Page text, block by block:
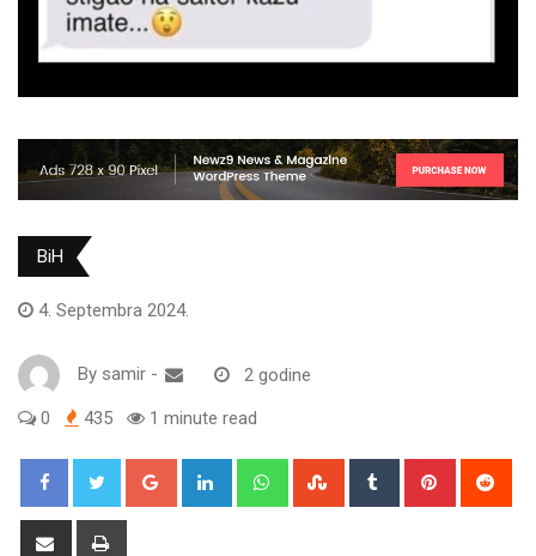
BiH
4. Septembra 2024.
By samir - 2 godine
0 435 1 minute read
Google+ LinkedIn WhatsappStumbleUpon
Tumblr Pinterest
Share